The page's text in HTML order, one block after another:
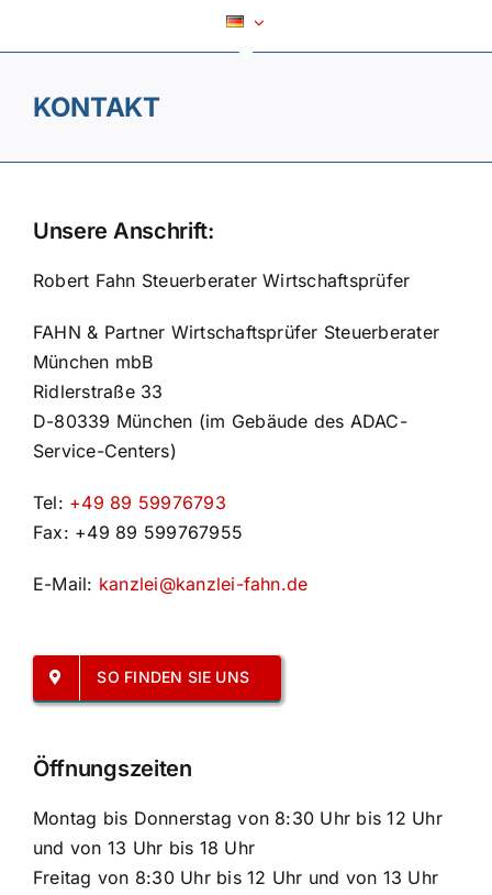
KONTAKT
Unsere Anschrift:
Robert Fahn Steuerberater Wirtschaftsprüfer
FAHN & Partner Wirtschaftsprüfer Steuerberater
München mbB
Ridlerstraße 33
D-80339 München (im Gebäude des ADAC-
Service-Centers)
Tel: +49 89 59976793
Fax: +49 89 599767955
E-Mail: kanzlei@kanzlei-fahn.de
SO FINDEN SIE UNS
Öffnungszeiten
Montag bis Donnerstag von 8:30 Uhr bis 12 Uhr
und von 13 Uhr bis 18 Uhr
Freitag von 8:30 Uhr bis 12 Uhr und von 13 Uhr